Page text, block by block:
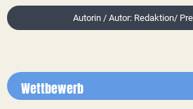
Autorin / Autor: Redaktion/
Wettbewerb